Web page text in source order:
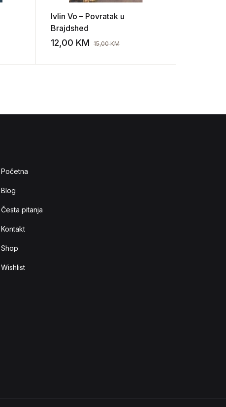
Add to wishlist
Ivlin Vo – Povratak u
Brajdshed
12,00 KM 15,00KM
Početna
Blog
Česta pitanja
Kontakt
Shop
Wishlist